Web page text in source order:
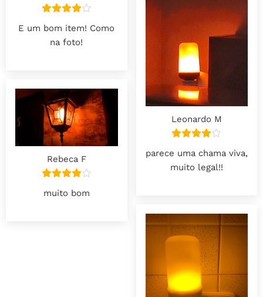
E um bom item! Como
na foto!
Leonardo M
parece uma chama viva,
muito legal!!
Rebeca F
muito bom